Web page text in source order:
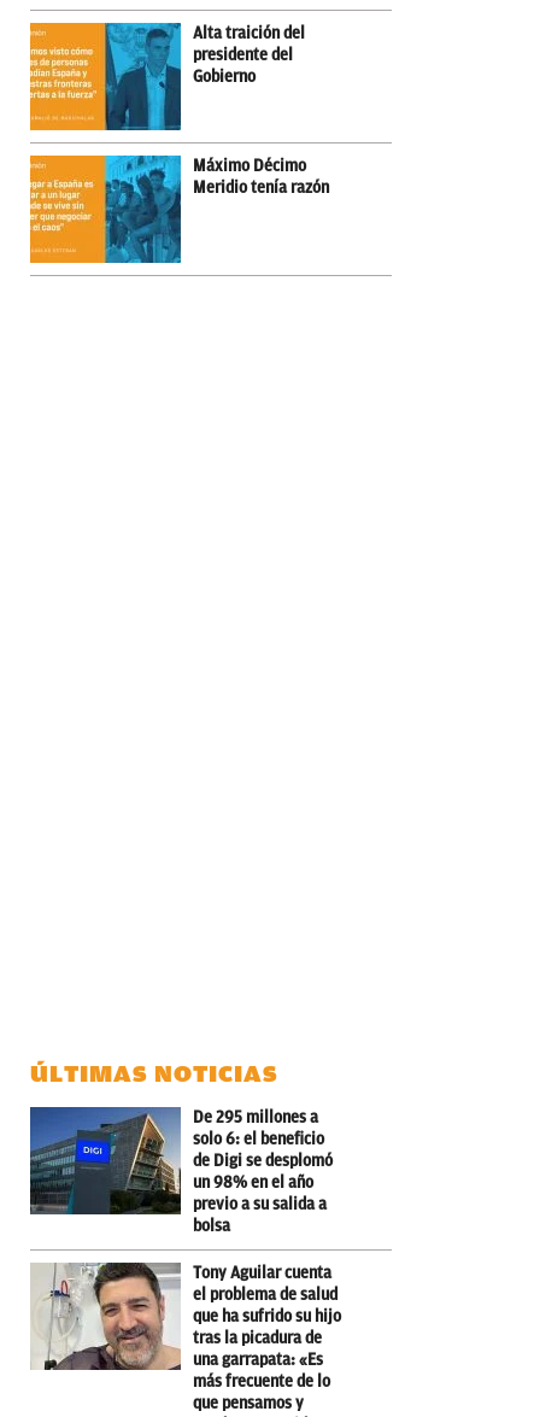
Alta traición del
presidente del
Gobierno
Máximo Décimo
Meridio tenía razón
ÚLTIMAS NOTICIAS
De 295 millones a
solo 6: el beneficio
de Digi se desplomó
un 98% en el año
previo a su salida a
bolsa
Tony Aguilar cuenta
el problema de salud
que ha sufrido su hijo
tras la picadura de
una garrapata: «Es
más frecuente de lo
que pensamos y